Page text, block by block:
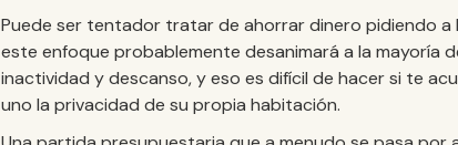
Puede ser tentador tratar de ahorrar dinero pidiendo
este enfoque probablemente desanimará a la mayoría
inactividad y descanso, y eso es difícil de hacer si te
uno la privacidad de su propia habitación.